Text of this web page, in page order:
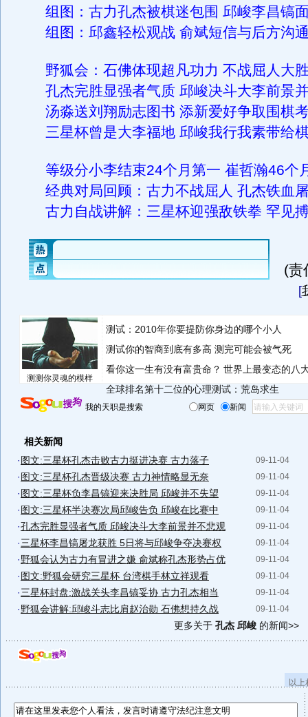
组图：古力孔杰被棋迷包围 邱峻李昌镐
组图：邱鑫轻松观战 俞斌短信与后方沟
野狐会：石佛体现超凡功力 不战屈人大
孔杰完胜显强者气质 邱峻决斗大李前景
汤淼送刘翔励志图书 添新爱好争取围棋
三星杯曾是大李福地 邱峻我行我素带给
等级分小李结束24个月第一 崔哲瀚46个
经典对局回顾：古力不战屈人 孔杰铁血
古力自战讲解：三星杯迎强敌铁拳 罕见
(责
[
测测你灵魂的模样
测试：2010年你要提防你身边的哪个小人
测试你的智商到底有多高 测完可能会被气死
看你这一生有没有富贵命？ 世界上最变态的八
全球排名第十二位的心理测试：荒岛求生
我的天职是搜索 网页 新闻
相关新闻
09-11-04
· 图文:三星杯孔杰击败古力挺进决赛 古力落子
09-11-04
· 图文:三星杯孔杰晋级决赛 古力神情略显无奈
09-11-04
· 图文:三星杯负李昌镐迎来决胜局 邱峻并不失望
09-11-04
· 图文:三星杯半决赛次局邱峻告负 邱峻在比赛中
09-11-04
·孔杰完胜显强者气质 邱峻决斗大李前景并不悲观
09-11-04
·三星杯李昌镐屠龙获胜 5日将与邱峻争夺决赛权
09-11-04
·野狐会认为古力有冒进之嫌 俞斌称孔杰形势占优
09-11-04
· 图文:野狐会研究三星杯 台湾棋手林立祥观看
09-11-04
·三星杯封盘:激战关头李昌镐妥协 古力孔杰相当
09-11-04
·野狐会讲解:邱峻斗志比肩赵治勋 石佛想持久战
更多关于 孔杰 邱峻 的新闻>>
以